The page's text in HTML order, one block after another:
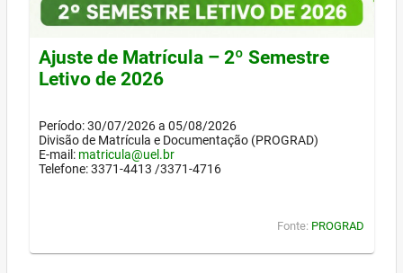
Ajuste de Matrícula – 2º Semestre
Letivo de 2026
Período: 30/07/2026 a 05/08/2026
Divisão de Matrícula e Documentação (PROGRAD)
E-mail: matricula@uel.br
Telefone: 3371-4413 /3371-4716
Fonte: PROGRAD